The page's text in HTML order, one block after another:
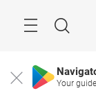
Suche
Close Your guide